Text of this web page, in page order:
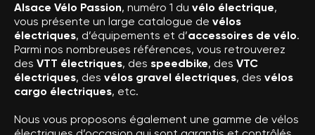
Alsace Vélo Passion, numéro 1 du vélo électrique,
vous présente un large catalogue de vélos
électriques, d’équipements et d’accessoires de vélo.
Parmi nos nombreuses références, vous retrouverez
des VTT électriques, des speedbike, des VTC
électriques, des vélos gravel électriques, des vélos
cargo électriques, etc.
Nous vous proposons également une gamme de vélos